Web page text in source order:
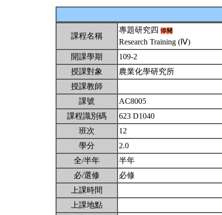
課程名稱
專題研究四
Research Training (Ⅳ)
開課學期
109-2
授課對象
農業化學研究所
授課教師
課號
AC8005
課程識別碼
623 D1040
班次
12
學分
2.0
全/半年
半年
必/選修
必修
上課時間
上課地點